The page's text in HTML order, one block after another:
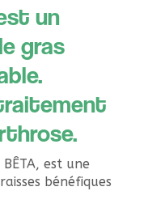
un
gras
est une
bénéfiques